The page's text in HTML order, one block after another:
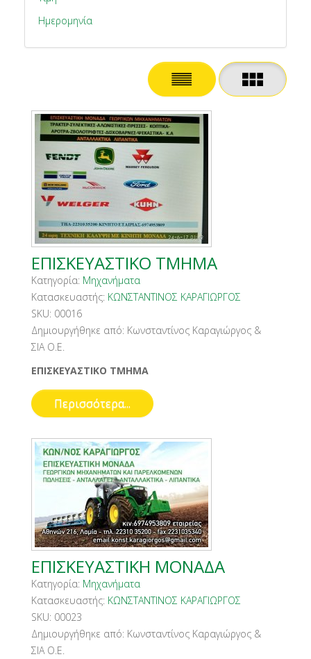
Ημερομηνία
ΕΠΙΣΚΕΥΑΣΤΙΚΟ ΤΜΗΜΑ
Κατηγορία: Μηχανήματα
Κατασκευαστής: ΚΩΝΣΤΑΝΤΙΝΟΣ ΚΑΡΑΓΙΩΡΓΟΣ
SKU: 00016
Δημιουργήθηκε από: Κωνσταντίνος Καραγιώργος &
ΣΙΑ Ο.Ε.
ΕΠΙΣΚΕΥΑΣΤΙΚΟ ΤΜΗΜΑ
Περισσότερα...
ΕΠΙΣΚΕΥΑΣΤΙΚΗ ΜΟΝΑΔΑ
Κατηγορία: Μηχανήματα
Κατασκευαστής: ΚΩΝΣΤΑΝΤΙΝΟΣ ΚΑΡΑΓΙΩΡΓΟΣ
SKU: 00023
Δημιουργήθηκε από: Κωνσταντίνος Καραγιώργος &
ΣΙΑ Ο.Ε.